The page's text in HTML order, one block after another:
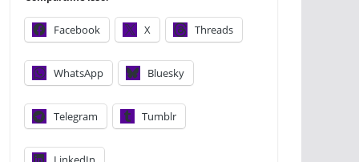
Facebook X Threads
WhatsApp Bluesky
Telegram Tumblr